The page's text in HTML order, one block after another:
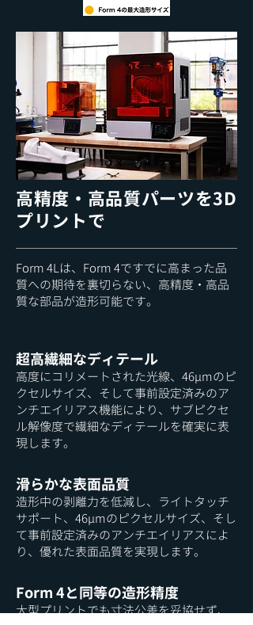
高精度・高品質パーツを3D
プリントで
Form 4Lは、Form 4ですでに高まった品
質への期待を裏切らない、高精度・高品
質な部品が造形可能です。
超高繊細なディテール
高度にコリメートされた光線、46μmのピ
クセルサイズ、そして事前設定済みのア
ンチエイリアス機能により、サブピクセ
ル解像度で繊細なディテールを確実に表
現します。
滑らかな表面品質
造形中の剥離力を低減し、ライトタッチ
サポート、46µmのピクセルサイズ、そし
て事前設定済みのアンチエイリアスによ
り、優れた表面品質を実現します。
Form 4と同等の造形精度
大型プリントでも寸法公差を妥協せず、